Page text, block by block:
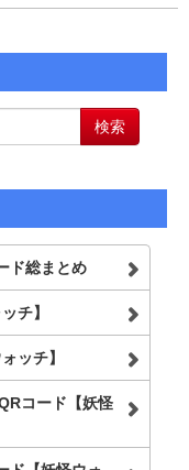
検索
ド総まとめ
チ】
ッチ】
コード【妖怪